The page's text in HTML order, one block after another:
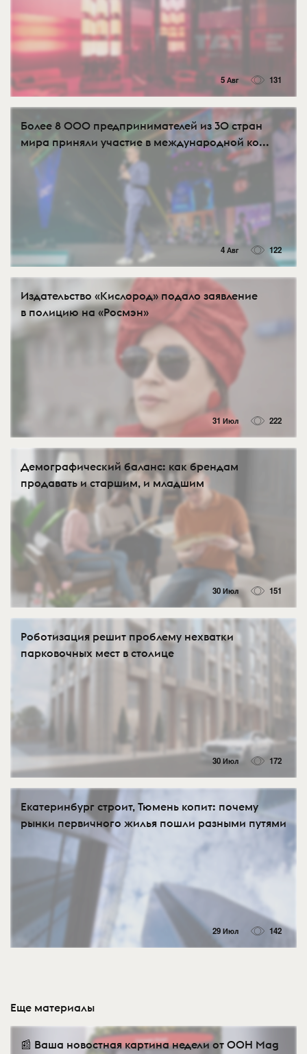
5 Авг 131
Более 8 000 предпринимателей из 30 стран
мира приняли участие в международной ко...
4 Авг 122
Издательство «Кислород» подало заявление
в полицию на «Росмэн»
31 Июл 222
Демографический баланс: как брендам
продавать и старшим, и младшим
30 Июл 151
Роботизация решит проблему нехватки
парковочных мест в столице
30 Июл 172
Екатеринбург строит, Тюмень копит: почему
рынки первичного жилья пошли разными путями
29 Июл 142
Еще материалы
📰 Ваша новостная картина недели от OOH Mag